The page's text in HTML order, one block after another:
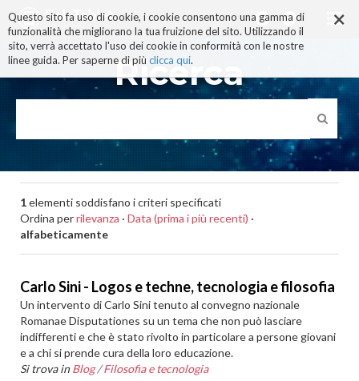
×
Questo sito fa uso di cookie, i cookie consentono una gamma di
funzionalità che migliorano la tua fruizione del sito. Utilizzando il
sito, verrà accettato l'uso dei cookie in conformità con le nostre
linee guida. Per saperne di più clicca qui.
ai
contenuti.
|
alla
navigazione
Ricerca
1elementi soddisfano i criteri specificati
Ordina perrilevanza · Data (prima i più recenti) ·
alfabeticamente
Carlo Sini - Logos e techne, tecnologia e filosofia
Un intervento di Carlo Sini tenuto al convegno nazionale
Romanae Disputationes su un tema che non può lasciare
indifferenti e che è stato rivolto in particolare a persone giovani
e a chi si prende cura della loro educazione.
Si trova in Blog /Filosofia e tecnologia